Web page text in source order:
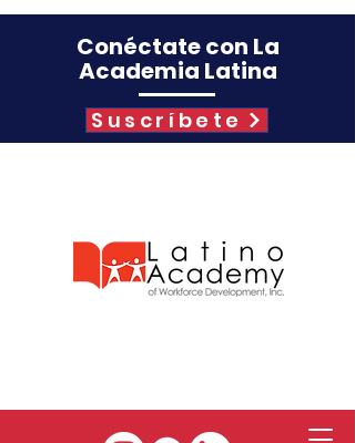
Conéctate con La
Academia Latina
Suscríbete